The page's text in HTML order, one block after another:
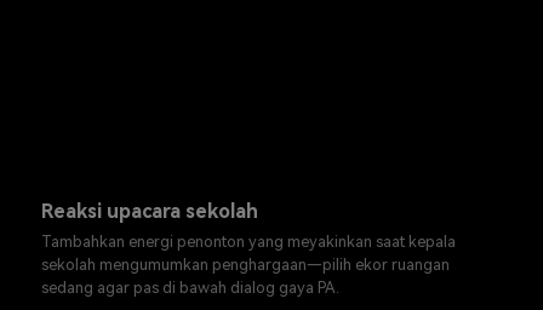
Reaksi upacara sekolah
Tambahkan energi penonton yang meyakinkan saat kepala
sekolah mengumumkan penghargaan—pilih ekor ruangan
sedang agar pas di bawah dialog gaya PA.